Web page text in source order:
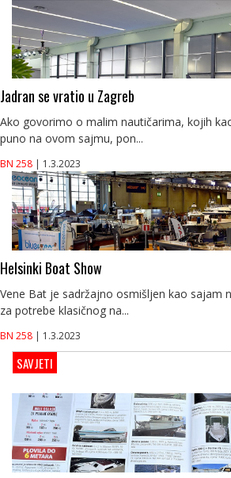
Jadran se vratio u Zagreb
Ako govorimo o malim nautičarima, kojih
puno na ovom sajmu, pon...
BN 258 | 1.3.2023
Helsinki Boat Show
Vene Bat je sadržajno osmišljen kao sajam
za potrebe klasičnog na...
BN 258 | 1.3.2023
SAVJETI